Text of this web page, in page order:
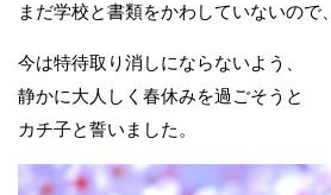
まだ学校と書類をかわしていないので、
今は特待取り消しにならないよう、
静かに大人しく春休みを過ごそうと
カチ子と誓いました。